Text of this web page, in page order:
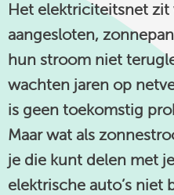
over ons
contact
Stroomversnelling
op
linkedin
Het elektriciteitsnet
aangesloten,
hun stroom niet
wachten jaren op
is geen toekomstig
Maar wat als
je die kunt delen met
elektrische auto’s niet